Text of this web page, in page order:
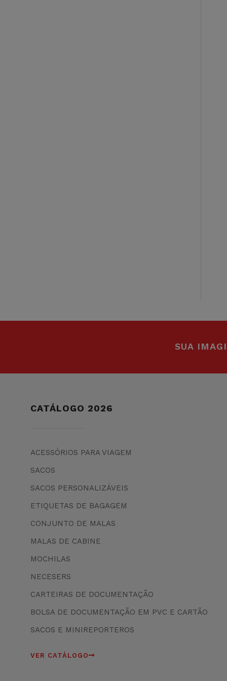
SUA
CATÁLOGO 2026
ACESSÓRIOS PARA VIAGEM
SACOS
SACOS PERSONALIZÁVEIS
ETIQUETAS DE BAGAGEM
CONJUNTO DE MALAS
MALAS DE CABINE
MOCHILAS
NECESERS
CARTEIRAS DE DOCUMENTAÇÃO
BOLSA DE DOCUMENTAÇÃO EM PVC E CARTÃO
SACOS E MINIREPORTEROS
VER CATÁLOGO